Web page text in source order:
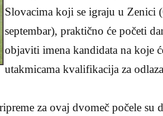
Slovacima koji se igraju u Zenici
septembar), praktično će početi
objaviti imena kandidata na koje
utakmicama kvalifikacija za
za ovaj dvomeč počele su